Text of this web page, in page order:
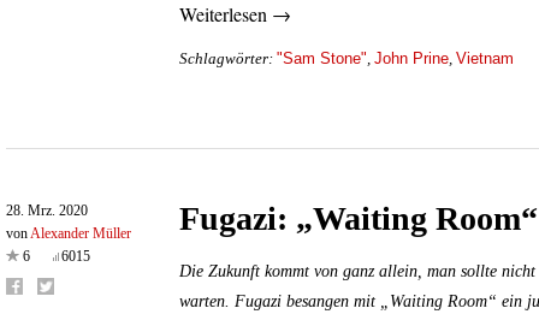
Weiterlesen →
Schlagwörter: "Sam Stone", John Prine, Vietnam
28. Mrz. 2020
vonAlexander Müller
6
6015
Fugazi: „Waiting Room“
Die Zukunft kommt von ganz allein, man sollte nicht
warten. Fugazi besangen mit „Waiting Room“ ein